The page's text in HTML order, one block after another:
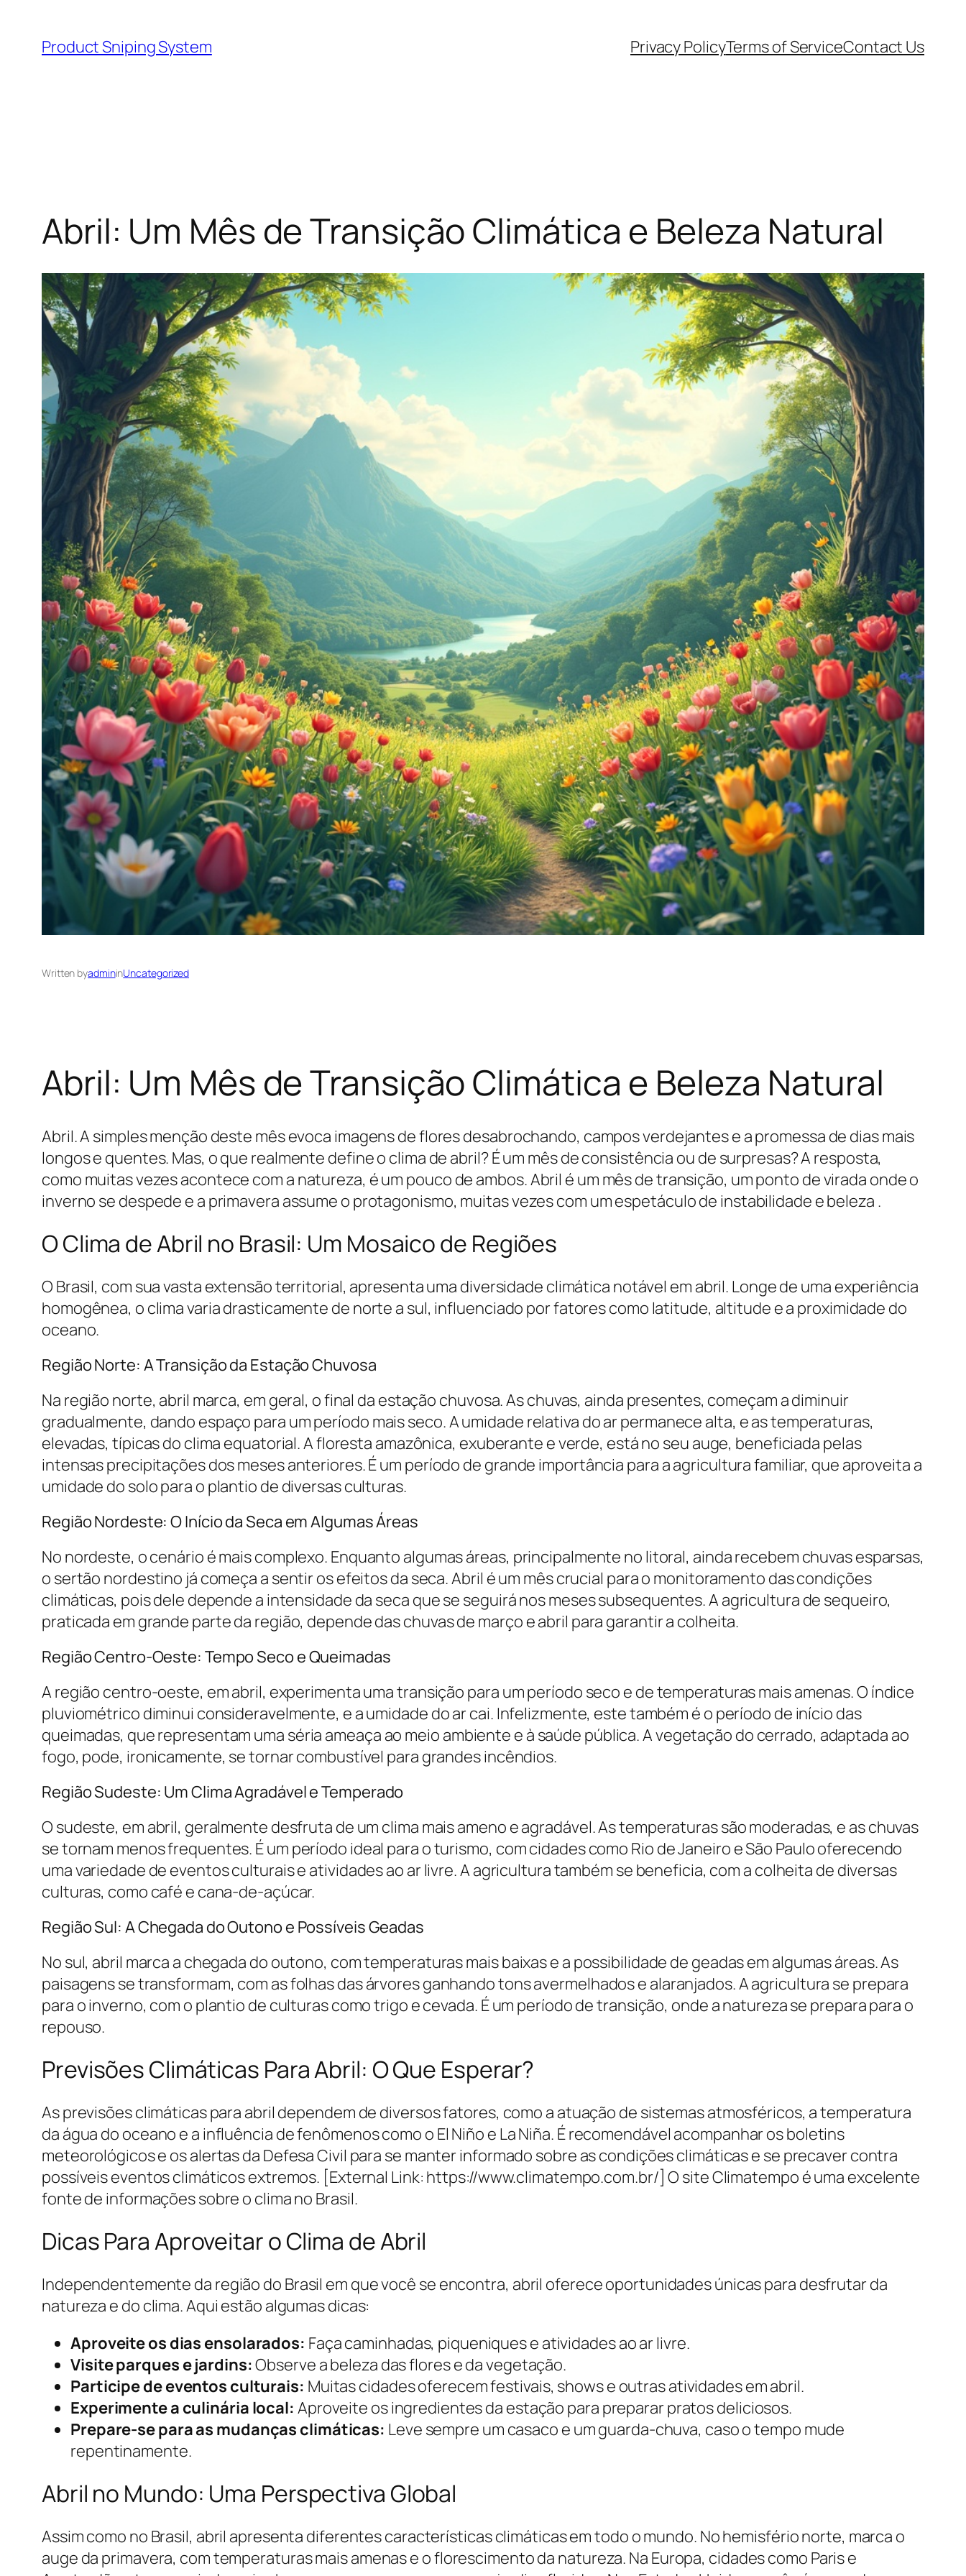
content
Product Sniping System Privacy PolicyTerms of ServiceContact Us
Abril: Um Mês de Transição Climática e Beleza Natural
Written byadmininUncategorized
Abril: Um Mês de Transição Climática e Beleza Natural
Abril. A simples menção deste mês evoca imagens de flores desabrochando, campos verdejantes e a promessa de dias mais
longos e quentes. Mas, o que realmente define o clima de abril? É um mês de consistência ou de surpresas? A resposta,
como muitas vezes acontece com a natureza, é um pouco de ambos. Abril é um mês de transição, um ponto de virada onde o
inverno se despede e a primavera assume o protagonismo, muitas vezes com um espetáculo de instabilidade e beleza .
O Clima de Abril no Brasil: Um Mosaico de Regiões
O Brasil, com sua vasta extensão territorial, apresenta uma diversidade climática notável em abril. Longe de uma experiência
homogênea, o clima varia drasticamente de norte a sul, influenciado por fatores como latitude, altitude e a proximidade do
oceano.
Região Norte: A Transição da Estação Chuvosa
Na região norte, abril marca, em geral, o final da estação chuvosa. As chuvas, ainda presentes, começam a diminuir
gradualmente, dando espaço para um período mais seco. A umidade relativa do ar permanece alta, e as temperaturas,
elevadas, típicas do clima equatorial. A floresta amazônica, exuberante e verde, está no seu auge, beneficiada pelas
intensas precipitações dos meses anteriores. É um período de grande importância para a agricultura familiar, que aproveita a
umidade do solo para o plantio de diversas culturas.
Região Nordeste: O Início da Seca em Algumas Áreas
No nordeste, o cenário é mais complexo. Enquanto algumas áreas, principalmente no litoral, ainda recebem chuvas esparsas,
o sertão nordestino já começa a sentir os efeitos da seca. Abril é um mês crucial para o monitoramento das condições
climáticas, pois dele depende a intensidade da seca que se seguirá nos meses subsequentes. A agricultura de sequeiro,
praticada em grande parte da região, depende das chuvas de março e abril para garantir a colheita.
Região Centro-Oeste: Tempo Seco e Queimadas
A região centro-oeste, em abril, experimenta uma transição para um período seco e de temperaturas mais amenas. O índice
pluviométrico diminui consideravelmente, e a umidade do ar cai. Infelizmente, este também é o período de início das
queimadas, que representam uma séria ameaça ao meio ambiente e à saúde pública. A vegetação do cerrado, adaptada ao
fogo, pode, ironicamente, se tornar combustível para grandes incêndios.
Região Sudeste: Um Clima Agradável e Temperado
O sudeste, em abril, geralmente desfruta de um clima mais ameno e agradável. As temperaturas são moderadas, e as chuvas
se tornam menos frequentes. É um período ideal para o turismo, com cidades como Rio de Janeiro e São Paulo oferecendo
uma variedade de eventos culturais e atividades ao ar livre. A agricultura também se beneficia, com a colheita de diversas
culturas, como café e cana-de-açúcar.
Região Sul: A Chegada do Outono e Possíveis Geadas
No sul, abril marca a chegada do outono, com temperaturas mais baixas e a possibilidade de geadas em algumas áreas. As
paisagens se transformam, com as folhas das árvores ganhando tons avermelhados e alaranjados. A agricultura se prepara
para o inverno, com o plantio de culturas como trigo e cevada. É um período de transição, onde a natureza se prepara para o
repouso.
Previsões Climáticas Para Abril: O Que Esperar?
As previsões climáticas para abril dependem de diversos fatores, como a atuação de sistemas atmosféricos, a temperatura
da água do oceano e a influência de fenômenos como o El Niño e La Niña. É recomendável acompanhar os boletins
meteorológicos e os alertas da Defesa Civil para se manter informado sobre as condições climáticas e se precaver contra
possíveis eventos climáticos extremos. [External Link: https://www.climatempo.com.br/] O site Climatempo é uma excelente
fonte de informações sobre o clima no Brasil.
Dicas Para Aproveitar o Clima de Abril
Independentemente da região do Brasil em que você se encontra, abril oferece oportunidades únicas para desfrutar da
natureza e do clima. Aqui estão algumas dicas:
Aproveite os dias ensolarados: Faça caminhadas, piqueniques e atividades ao ar livre.
Visite parques e jardins:Observe a beleza das flores e da vegetação.
Participe de eventos culturais: Muitas cidades oferecem festivais, shows e outras atividades em abril.
Experimente a culinária local: Aproveite os ingredientes da estação para preparar pratos deliciosos.
Prepare-se para as mudanças climáticas: Leve sempre um casaco e um guarda-chuva, caso o tempo mude
repentinamente.
Abril no Mundo: Uma Perspectiva Global
Assim como no Brasil, abril apresenta diferentes características climáticas em todo o mundo. No hemisfério norte, marca o
auge da primavera, com temperaturas mais amenas e o florescimento da natureza. Na Europa, cidades como Paris e